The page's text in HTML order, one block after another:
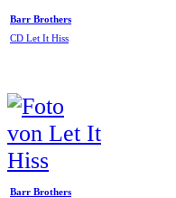
Barr Brothers
CD Let It Hiss
Barr Brothers